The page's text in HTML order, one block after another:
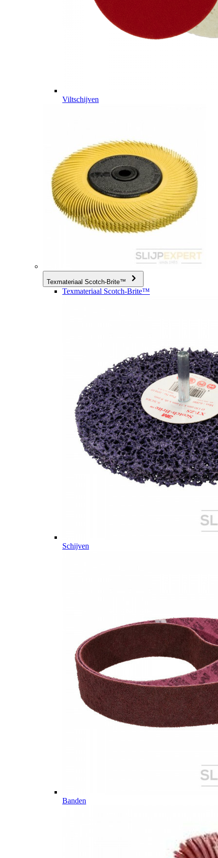
Viltschijven
Texmateriaal Scotch-Brite™
Texmateriaal Scotch-Brite™
Schijven
Banden